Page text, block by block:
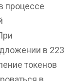
процессе
в 223
токенов